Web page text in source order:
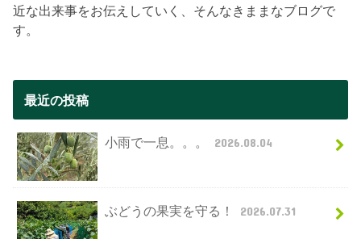
近な出来事をお伝えしていく、そんなきままなブログで
す。
最近の投稿
小雨で一息。。。 2026.08.04
ぶどうの果実を守る！ 2026.07.31